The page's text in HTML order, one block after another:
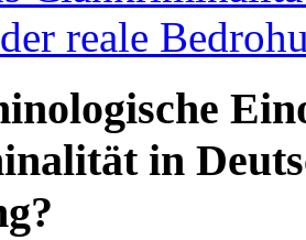
in